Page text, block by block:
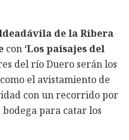
de la Ribera
con ‘Los paisajes del
del río Duero serán los
el avistamiento de
con un recorrido por
para catar los